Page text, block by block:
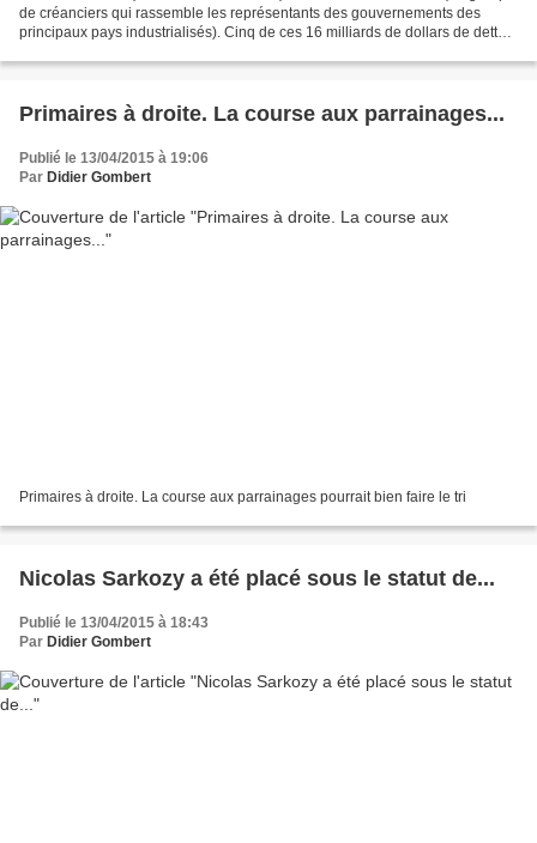
de créanciers qui rassemble les représentants des gouvernements des
principaux pays industrialisés). Cinq de ces 16 milliards de dollars de dette
Primaires à droite. La course aux parrainages...
Publié le 13/04/2015 à 19:06
Par Didier Gombert
Primaires à droite. La course aux parrainages pourrait bien faire le tri
Nicolas Sarkozy a été placé sous le statut de...
Publié le 13/04/2015 à 18:43
Par Didier Gombert